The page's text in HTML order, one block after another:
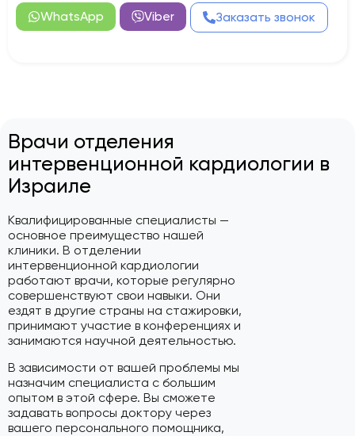
WhatsApp Viber Заказать звонок
Врачи отделения
интервенционной кардиологии в
Израиле
Квалифицированные специалисты —
основное преимущество нашей
клиники. В отделении
интервенционной кардиологии
работают врачи, которые регулярно
совершенствуют свои навыки. Они
ездят в другие страны на стажировки,
принимают участие в конференциях и
занимаются научной деятельностью.
В зависимости от вашей проблемы мы
назначим специалиста с большим
опытом в этой сфере. Вы сможете
задавать вопросы доктору через
вашего персонального помощника,